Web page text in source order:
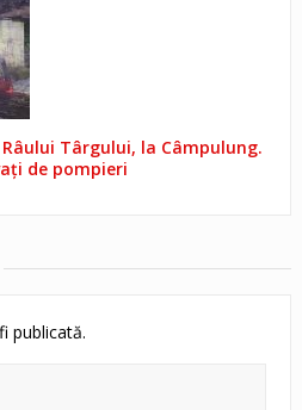
Târgului, la Câmpulung.
de pompieri
publicată.